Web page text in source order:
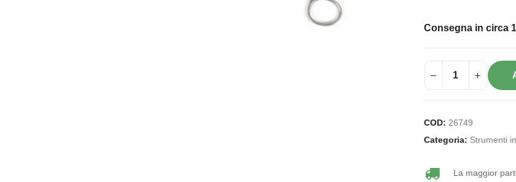
Consegna in circa
COD: 26749
Categoria: Strumenti
La maggior